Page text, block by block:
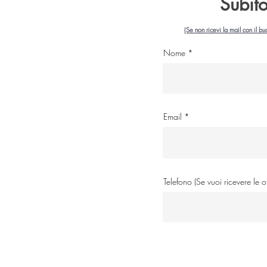
(Se non ricevi la mail con il
Nome
Email
Telefono (Se vuoi ricevere le